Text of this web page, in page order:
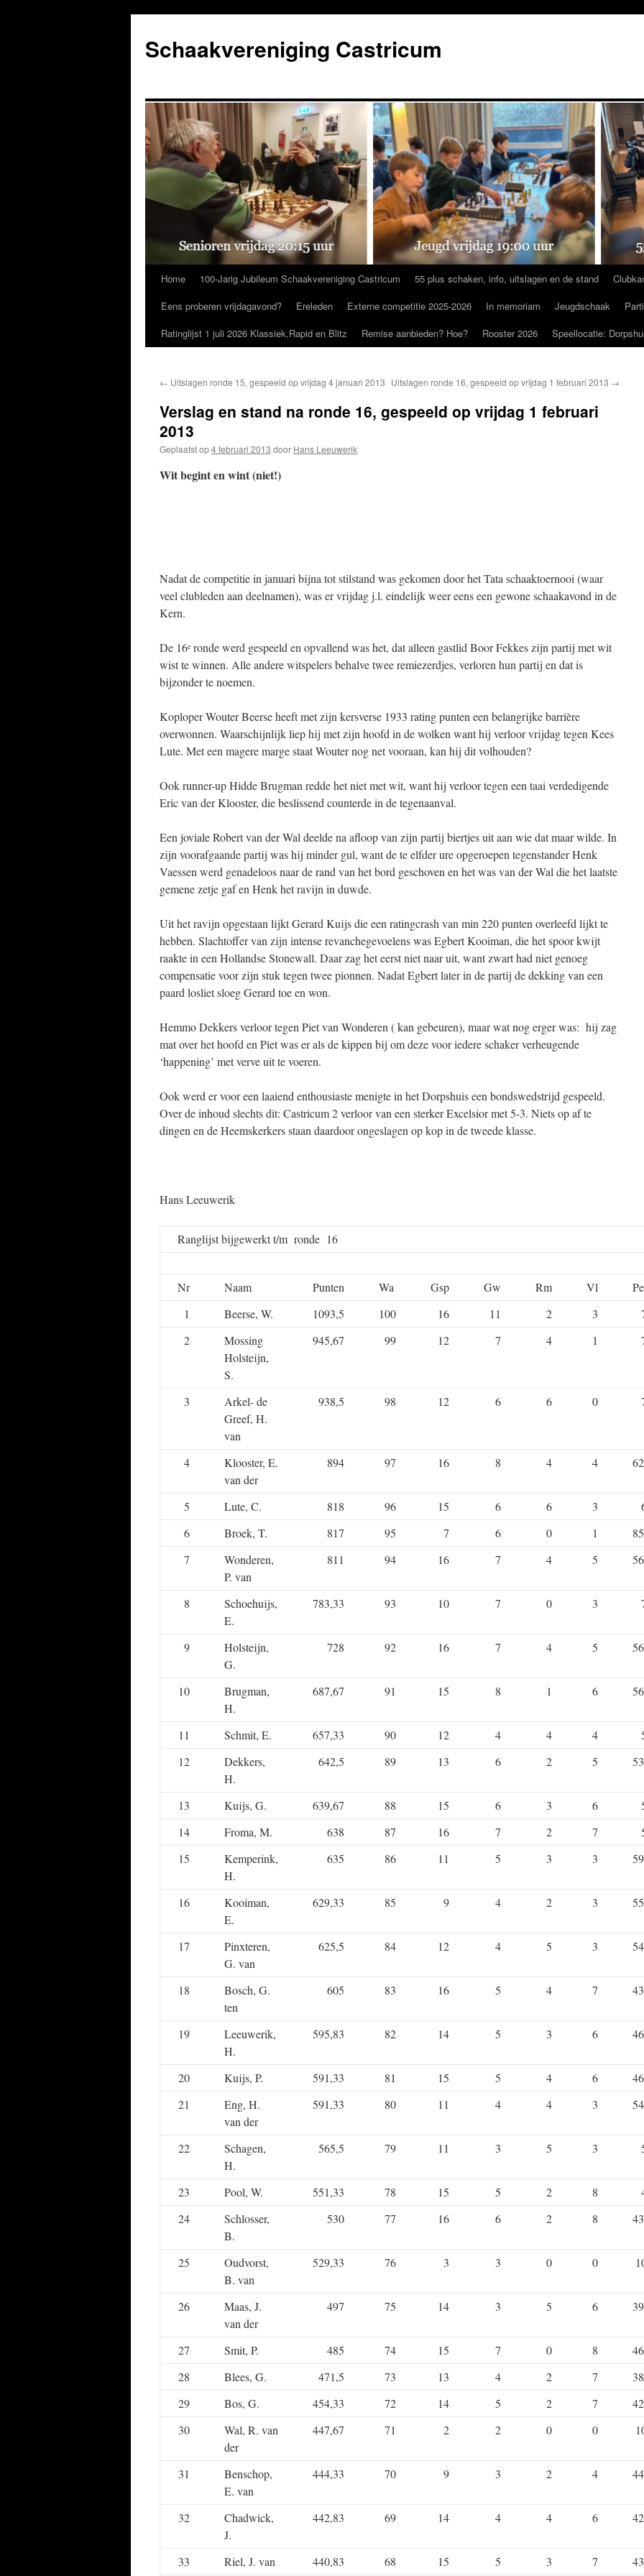
de
inhoud
Schaakvereniging Castricum
Home 100-Jarig Jubileum Schaakvereniging Castricum 55 plus schaken, info, uitslagen en de stand
Eens proberen vrijdagavond?
Ereleden Externe competitie 2025-2026 In memoriam Jeugdschaak
Ratinglijst 1 juli 2026 Klassiek,Rapid en Blitz
Remise aanbieden? Hoe? Rooster 2026 Speellocatie:
← Uitslagen ronde 15, gespeeld op vrijdag 4 januari 2013 Uitslagen ronde 16, gespeeld op vrijdag 1 februari 2013 →
Verslag en stand na ronde 16, gespeeld op vrijdag 1 februari
2013
Geplaatst op4 februari 2013 door Hans Leeuwerik
Wit begint en wint (niet!)
Nadat de competitie in januari bijna tot stilstand was gekomen door het Tata schaaktoernooi (waar
veel clubleden aan deelnamen), was er vrijdag j.l. eindelijk weer eens een gewone schaakavond in de
Kern.
De 16e ronde werd gespeeld en opvallend was het, dat alleen gastlid Boor Fekkes zijn partij met wit
wist te winnen. Alle andere witspelers behalve twee remiezerdjes, verloren hun partij en dat is
bijzonder te noemen.
Koploper Wouter Beerse heeft met zijn kersverse 1933 rating punten een belangrijke barrière
overwonnen. Waarschijnlijk liep hij met zijn hoofd in de wolken want hij verloor vrijdag tegen Kees
Lute. Met een magere marge staat Wouter nog net vooraan, kan hij dit volhouden?
Ook runner-up Hidde Brugman redde het niet met wit, want hij verloor tegen een taai verdedigende
Eric van der Klooster, die beslissend counterde in de tegenaanval.
Een joviale Robert van der Wal deelde na afloop van zijn partij biertjes uit aan wie dat maar wilde. In
zijn voorafgaande partij was hij minder gul, want de te elfder ure opgeroepen tegenstander Henk
Vaessen werd genadeloos naar de rand van het bord geschoven en het was van der Wal die het laatste
gemene zetje gaf en Henk het ravijn in duwde.
Uit het ravijn opgestaan lijkt Gerard Kuijs die een ratingcrash van min 220 punten overleefd lijkt te
hebben. Slachtoffer van zijn intense revanchegevoelens was Egbert Kooiman, die het spoor kwijt
raakte in een Hollandse Stonewall. Daar zag het eerst niet naar uit, want zwart had niet genoeg
compensatie voor zijn stuk tegen twee pionnen. Nadat Egbert later in de partij de dekking van een
paard losliet sloeg Gerard toe en won.
Hemmo Dekkers verloor tegen Piet van Wonderen ( kan gebeuren), maar wat nog erger was: hij zag
mat over het hoofd en Piet was er als de kippen bij om deze voor iedere schaker verheugende
‘happening’ met verve uit te voeren.
Ook werd er voor een laaiend enthousiaste menigte in het Dorpshuis een bondswedstrijd gespeeld.
Over de inhoud slechts dit: Castricum 2 verloor van een sterker Excelsior met 5-3. Niets op af te
dingen en de Heemskerkers staan daardoor ongeslagen op kop in de tweede klasse.
Hans Leeuwerik
Ranglijst bijgewerkt t/m ronde 16
Nr Naam Punten Wa Gsp Gw Rm Vl
1
Beerse, W. 1093,5 100 16 11 2 3
2
Mossing
Holsteijn,
S.
945,67 99 12 7 4 1
3
Arkel- de
Greef, H.
van
938,5 98 12 6 6 0
4
Klooster, E.
van der
894 97 16 8 4 4
5 Lute, C. 818 96 15 6 6 3
6
Broek, T. 817 95 7 6 0 1
7
Wonderen,
P. van
811 94 16 7 4 5
8
Schoehuijs,
E.
783,33 93 10 7 0 3
9
Holsteijn,
G.
728 92 16 7 4 5
10
Brugman,
H.
687,67 91 15 8 1 6
11 Schmit, E. 657,33 90 12 4 4 4
12
Dekkers,
H.
642,5 89 13 6 2 5
13 Kuijs, G. 639,67 88 15 6 3 6
14
Froma, M. 638 87 16 7 2 7
15
Kemperink,
H.
635 86 11 5 3 3
16
Kooiman,
E.
629,33 85 9 4 2 3
17
Pinxteren,
G. van
625,5 84 12 4 5 3
18
Bosch, G.
ten
605 83 16 5 4 7
19
Leeuwerik,
H.
595,83 82 14 5 3 6
20 Kuijs, P. 591,33 81 15 5 4 6
21
Eng, H.
van der
591,33 80 11 4 4 3
22
Schagen,
H.
565,5 79 11 3 5 3
23 Pool, W. 551,33 78 15 5 2 8
24
Schlosser,
B.
530 77 16 6 2 8
25
Oudvorst,
B. van
529,33 76 3 3 0 0
26
Maas, J.
van der
497 75 14 3 5 6
27 Smit, P. 485 74 15 7 0 8
28
Blees, G. 471,5 73 13 4 2 7
29
Bos, G. 454,33 72 14 5 2 7
30
Wal, R. van
der
447,67 71 2 2 0 0
31
Benschop,
E. van
444,33 70 9 3 2 4
32
Chadwick,
J.
442,83 69 14 4 4 6
33 Riel, J. van 440,83 68 15 5 3 7